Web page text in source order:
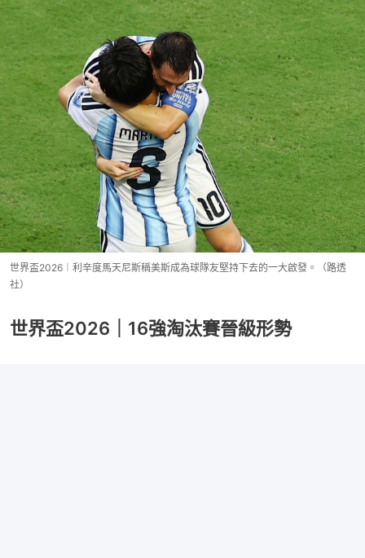
世界盃2026︱利辛度馬天尼斯稱美斯成為球隊友堅持下去的一大啟發。（路透
社）
世界盃2026｜16強淘汰賽晉級形勢